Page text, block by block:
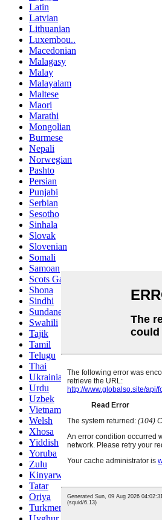
Latin
Latvian
Lithuanian
Luxembou..
Macedonian
Malagasy
Malay
Malayalam
Maltese
Maori
Marathi
Mongolian
Burmese
Nepali
Norwegian
Pashto
Persian
Punjabi
Serbian
Sesotho
Sinhala
Slovak
Slovenian
Somali
Samoan
Scots Gaelic
Shona
Sindhi
Sundanese
Swahili
Tajik
Tamil
Telugu
Thai
Ukrainian
Urdu
Uzbek
Vietnamese
Welsh
Xhosa
Yiddish
Yoruba
Zulu
Kinyarwanda
Tatar
Oriya
Turkmen